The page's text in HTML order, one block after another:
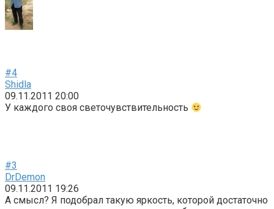
#4
Shidla
09.11.2011 20:00
У каждого своя светочувствительность
#3
DrDemon
09.11.2011 19:26
А смысл? Я подобрал такую яркость, которой достаточно